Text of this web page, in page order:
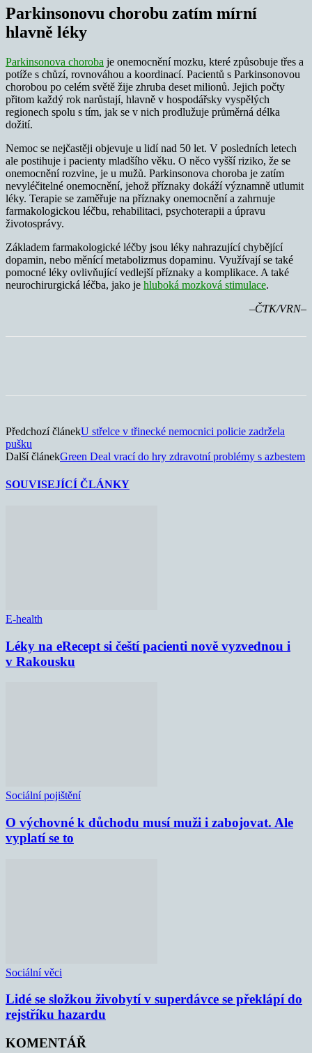
Parkinsonovu chorobu zatím mírní
hlavně léky
Parkinsonova choroba je onemocnění mozku, které způsobuje třes a
potíže s chůzí, rovnováhou a koordinací. Pacientů s Parkinsonovou
chorobou po celém světě žije zhruba deset milionů. Jejich počty
přitom každý rok narůstají, hlavně v hospodářsky vyspělých
regionech spolu s tím, jak se v nich prodlužuje průměrná délka
dožití.
Nemoc se nejčastěji objevuje u lidí nad 50 let. V posledních letech
ale postihuje i pacienty mladšího věku. O něco vyšší riziko, že se
onemocnění rozvine, je u mužů. Parkinsonova choroba je zatím
nevyléčitelné onemocnění, jehož příznaky dokáží významně utlumit
léky. Terapie se zaměřuje na příznaky onemocnění a zahrnuje
farmakologickou léčbu, rehabilitaci, psychoterapii a úpravu
životosprávy.
Základem farmakologické léčby jsou léky nahrazující chybějící
dopamin, nebo měnící metabolizmus dopaminu. Využívají se také
pomocné léky ovlivňující vedlejší příznaky a komplikace. A také
neurochirurgická léčba, jako je hluboká mozková stimulace.
–ČTK/VRN–
Předchozí článekU střelce v třinecké nemocnici policie zadržela
pušku
Další článekGreen Deal vrací do hry zdravotní problémy s azbestem
SOUVISEJÍCÍ ČLÁNKY
E-health
Léky na eRecept si čeští pacienti nově vyzvednou i
v Rakousku
Sociální pojištění
O výchovné k důchodu musí muži i zabojovat. Ale
vyplatí se to
Sociální věci
Lidé se složkou živobytí v superdávce se překlápí do
rejstříku hazardu
KOMENTÁŘ